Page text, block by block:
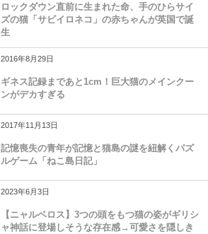
ロックダウン直前に生まれた命、手のひらサイ
ズの猫「サビイロネコ」の赤ちゃんが英国で誕
生
2016年8月29日
ギネス記録まであと1cm！巨大猫のメインクー
ンがデカすぎる
2017年11月13日
記憶喪失の青年が記憶と猫島の謎を紐解くパズ
ルゲーム「ねこ島日記」
2023年6月3日
【ニャルベロス】3つの頭をもつ猫の姿がギリシ
ャ神話に登場しそうな存在感→可愛さを隠しき